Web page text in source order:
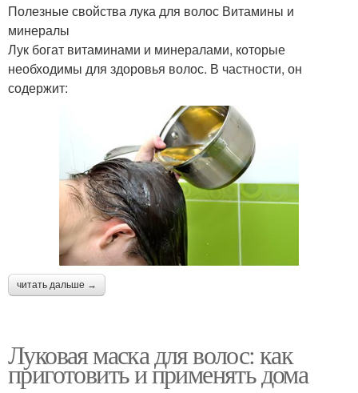
Полезные свойства лука для волос Витамины и
минералы
Лук богат витаминами и минералами, которые
необходимы для здоровья волос. В частности, он
содержит:
читать дальше →
Луковая маска для волос: как
приготовить и применять дома